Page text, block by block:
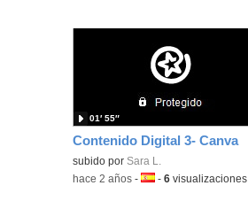
Contenido Digital 3- Canva
Contenido educativo.
subido por Sara L.
01′ 55″
-hace 2 años -Idioma:
-6 visualizaciones